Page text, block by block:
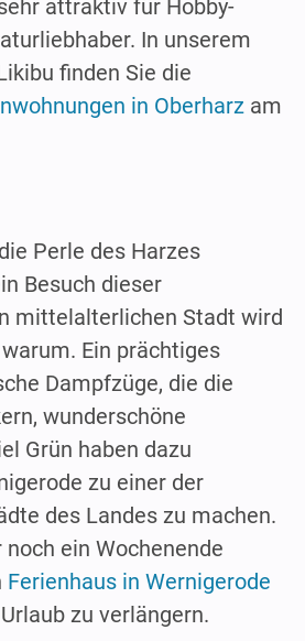
attraktiv für Hobby-
In unserem
finden Sie die
in Oberharz am
Perle des Harzes
Besuch dieser
mittelalterlichen Stadt wird
Ein prächtiges
Dampfzüge, die die
wunderschöne
Grün haben dazu
zu einer der
des Landes zu machen.
ein Wochenende
Ferienhaus in Wernigerode
zu verlängern.